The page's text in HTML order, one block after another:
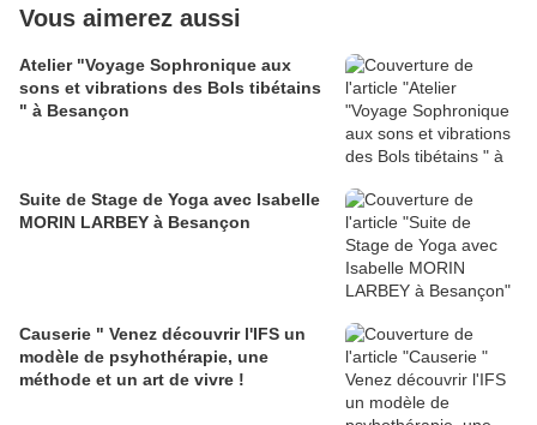
Vous aimerez aussi
Atelier "Voyage Sophronique aux
sons et vibrations des Bols tibétains
" à Besançon
Suite de Stage de Yoga avec Isabelle
MORIN LARBEY à Besançon
Causerie " Venez découvrir l'IFS un
modèle de psyhothérapie, une
méthode et un art de vivre !